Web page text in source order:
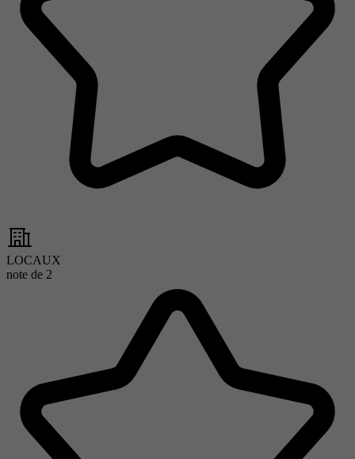
LOCAUX
note de 2